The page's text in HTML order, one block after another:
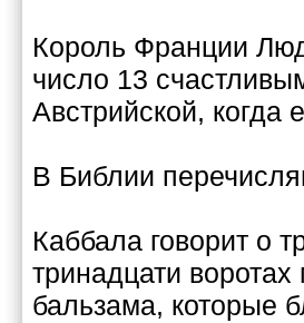
Король Франции
число 13
Австрийской, когда
В Библии
Каббала говорит о
тринадцати
бальзама, которые